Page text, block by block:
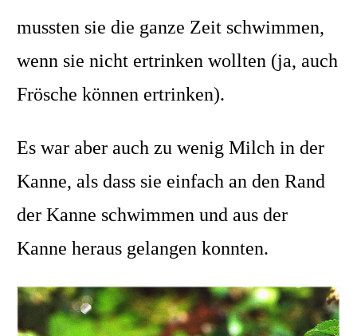
mussten sie die ganze Zeit schwimmen,
wenn sie nicht ertrinken wollten (ja, auch
Frösche können ertrinken).
Es war aber auch zu wenig Milch in der
Kanne, als dass sie einfach an den Rand
der Kanne schwimmen und aus der
Kanne heraus gelangen konnten.